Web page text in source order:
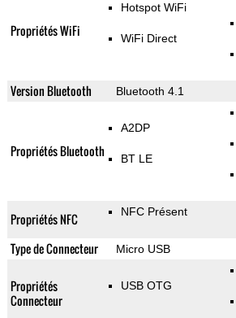
Propriétés WiFi
Hotspot WiFi
WiFi Direct
Version Bluetooth Bluetooth 4.1
Propriétés Bluetooth
A2DP
BT LE
Propriétés NFC NFC Présent
Type de Connecteur Micro USB
Propriétés
Connecteur
USB OTG